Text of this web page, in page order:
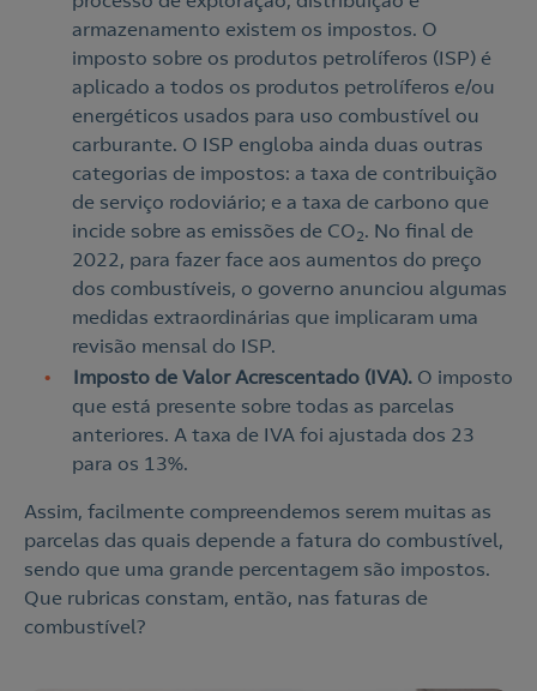
armazenamento existem os impostos. O
imposto sobre os produtos petrolíferos (ISP) é
aplicado a todos os produtos petrolíferos e/ou
energéticos usados para uso combustível ou
carburante. O ISP engloba ainda duas outras
categorias de impostos: a taxa de contribuição
de serviço rodoviário; e a taxa de carbono que
incide sobre as emissões de CO2. No final de
2022, para fazer face aos aumentos do preço
dos combustíveis, o governo anunciou algumas
medidas extraordinárias que implicaram uma
revisão mensal do ISP.
Imposto de Valor Acrescentado (IVA). O imposto
que está presente sobre todas as parcelas
anteriores. A taxa de IVA foi ajustada dos 23
para os 13%.
Assim, facilmente compreendemos serem muitas as
parcelas das quais depende a fatura do combustível,
sendo que uma grande percentagem são impostos.
Que rubricas constam, então, nas faturas de
combustível?